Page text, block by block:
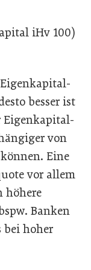
iHv 100)
besser ist
Eigenkapital-
von
Eine
vor allem
höhere
Banken
bei hoher